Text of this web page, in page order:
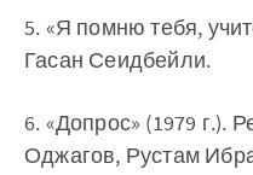
5. «Я помню тебя,
Гасан Сеидбейли.
6. «Допрос» (1979 г.).
Оджагов, Рустам